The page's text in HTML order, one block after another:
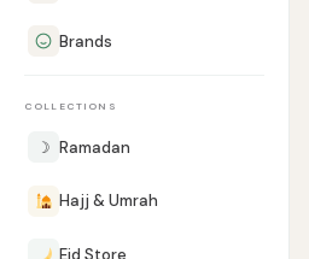
Brands
COLLECTIONS
☽ Ramadan
Hajj & Umrah
Eid Store